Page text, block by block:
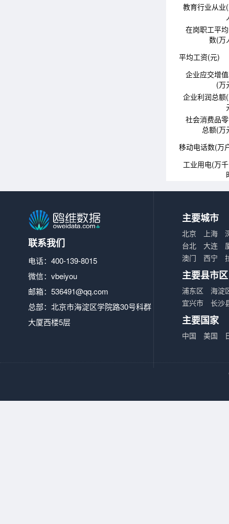
教育行业从业
在岗职工平
数(万
平均工资(元)
企业应交增
(万
企业利润总额
社会消费品
总额(万
移动电话数(万
工业用电(万
联系我们
电话：400-139-8015
微信：vbeiyou
邮箱： 536491@qq.com
总部：北京市海淀区学院路30号科群
大厦西楼5层
主要城市
北京 上海
台北
大连
澳门
西宁
主要县市区
浦东区
海淀
宜兴市
长沙
主要国家
中国 美国